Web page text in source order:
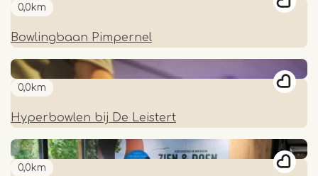
0,0km
Bowlingbaan Pimpernel
0,0km
Hyperbowlen bij De Leistert
0,0km